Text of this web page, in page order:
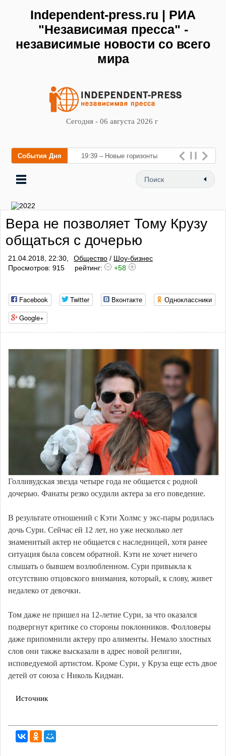
Independent-press.ru | РИА
"Независимая пресса" -
независимые новости со всего
мира
Сегодня - 06 августа 2026 г
События Дня 19:39 – Новые горизонты
флебологии: в Москве
открылся «Городской центр
Вера не позволяет Тому Крузу
общаться с дочерью
21.04.2018, 22:30, Общество / Шоу-бизнес
Просмотров: 915
рейтинг: +58
Facebook Twitter Вконтакте
Одноклассники
Google+
Голливудская звезда четыре года не общается с родной
дочерью. Фанаты резко осудили актера за его поведение.
В результате отношений с Кэти Холмс у экс-пары родилась
дочь Сури. Сейчас ей 12 лет, но уже несколько лет
знаменитый актер не общается с наследницей, хотя ранее
ситуация была совсем обратной. Кэти не хочет ничего
слышать о бывшем возлюбленном. Сури привыкла к
отсутствию отцовского внимания, который, к слову, живет
недалеко от девочки.
Том даже не пришел на 12-летие Сури, за что оказался
подвергнут критике со стороны поклонников. Фолловеры
даже припомнили актеру про алименты. Немало злостных
слов они также высказали в адрес новой религии,
исповедуемой артистом. Кроме Сури, у Круза еще есть двое
детей от союза с Николь Кидман.
Источник